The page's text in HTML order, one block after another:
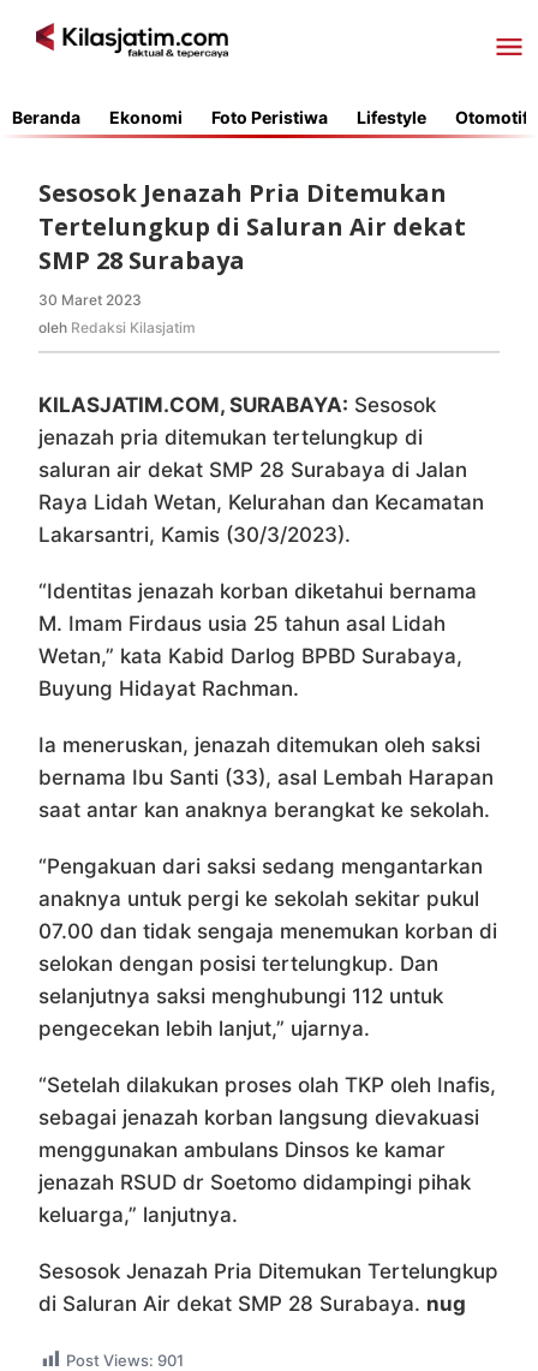
Beranda Ekonomi Foto Peristiwa Lifestyle Otomotif
Sesosok Jenazah Pria Ditemukan
Tertelungkup di Saluran Air dekat
SMP 28 Surabaya
30 Maret 2023
Redaksi
oleh Redaksi Kilasjatim
KILASJATIM.COM, SURABAYA: Sesosok
jenazah pria ditemukan tertelungkup di
saluran air dekat SMP 28 Surabaya di Jalan
Raya Lidah Wetan, Kelurahan dan Kecamatan
Lakarsantri, Kamis (30/3/2023).
“Identitas jenazah korban diketahui bernama
M. Imam Firdaus usia 25 tahun asal Lidah
Wetan,” kata Kabid Darlog BPBD Surabaya,
Buyung Hidayat Rachman.
Ia meneruskan, jenazah ditemukan oleh saksi
bernama Ibu Santi (33), asal Lembah Harapan
saat antar kan anaknya berangkat ke sekolah.
“Pengakuan dari saksi sedang mengantarkan
anaknya untuk pergi ke sekolah sekitar pukul
07.00 dan tidak sengaja menemukan korban di
selokan dengan posisi tertelungkup. Dan
selanjutnya saksi menghubungi 112 untuk
pengecekan lebih lanjut,” ujarnya.
“Setelah dilakukan proses olah TKP oleh Inafis,
sebagai jenazah korban langsung dievakuasi
menggunakan ambulans Dinsos ke kamar
jenazah RSUD dr Soetomo didampingi pihak
keluarga,” lanjutnya.
Sesosok Jenazah Pria Ditemukan Tertelungkup
di Saluran Air dekat SMP 28 Surabaya. nug
Post Views: 901